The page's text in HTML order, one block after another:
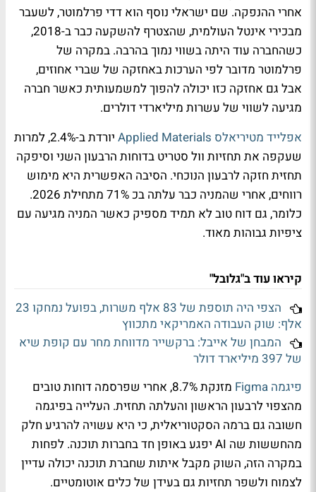
אחרי ההנפקה. שם ישראלי נוסף הוא דדי פרלמוטר, לשעבר
מבכירי אינטל העולמית, שהצטרף להשקעה כבר ב-2018,
כשהחברה עוד היתה בשווי נמוך בהרבה. במקרה של
פרלמוטר מדובר לפי הערכות באחזקה של שברי אחוזים,
אבל גם אחזקה כזו יכולה להפוך למשמעותית כאשר חברה
מגיעה לשווי של עשרות מיליארדי דולרים.
אפלייד מטיריאלס Applied Materials
יורדת ב-2.4%, למרות
שעקפה את תחזיות וול סטריט בדוחות הרבעון השני וסיפקה
תחזית חזקה לרבעון הנוכחי. הסיבה האפשרית היא מימוש
רווחים, אחרי שהמניה כבר עלתה בכ 71% מתחילת 2026.
כלומר, גם דוח טוב לא תמיד מספיק כאשר המניה מגיעה עם
ציפיות גבוהות מאוד.
קיראו עוד ב"גלובל"
הצפי היה תוספת של 83 אלף משרות, בפועל נמחקו 23
אלף: שוק העבודה האמריקאי מתכווץ
המבחן של אייבל: ברקשייר מדווחת מחר עם קופת שיא
של 397 מיליארד דולר
פיגמה Figma
מזנקת 8.7%, אחרי שפרסמה דוחות טובים
מהצפוי לרבעון הראשון והעלתה תחזית. העלייה בפיגמה
חשובה גם ברמה הסקטוריאלית, כי היא עשויה להרגיע חלק
מהחששות שה AI יפגע באופן חד בחברות תוכנה. לפחות
במקרה הזה, השוק מקבל איתות שחברת תוכנה יכולה עדיין
לצמוח ולשפר תחזיות גם בעידן של כלים אוטומטיים.